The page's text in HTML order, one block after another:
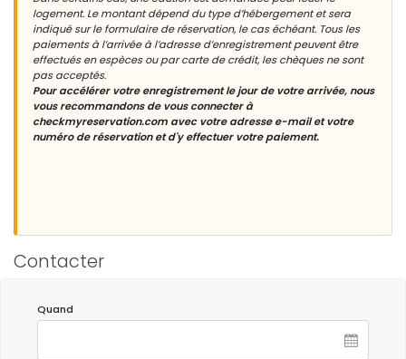
logement. Le montant dépend du type d’hébergement et sera
indiqué sur le formulaire de réservation, le cas échéant. Tous les
paiements à l’arrivée à l’adresse d’enregistrement peuvent être
effectués en espèces ou par carte de crédit, les chèques ne sont
pas acceptés.
Pour accélérer votre enregistrement le jour de votre arrivée, nous
vous recommandons de vous connecter à
checkmyreservation.com avec votre adresse e-mail et votre
numéro de réservation et d'y effectuer votre paiement.
Contacter
Quand